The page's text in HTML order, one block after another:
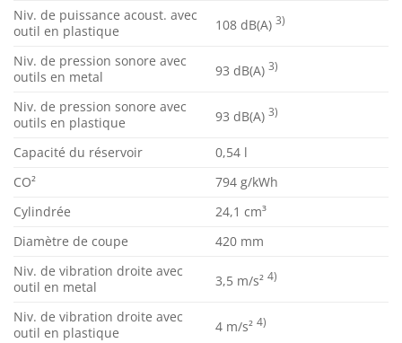
Niv. de puissance acoust. avec
outil en plastique
108 dB(A)3)
Niv. de pression sonore avec
outils en metal
93 dB(A)3)
Niv. de pression sonore avec
outils en plastique
93 dB(A)3)
Capacité du réservoir
0,54 l
CO² ­
794 g/kWh
Cylindrée
24,1 cm³
Diamètre de coupe
420 mm
Niv. de vibration droite avec
outil en metal
3,5 m/s²4)
Niv. de vibration droite avec
outil en plastique
4 m/s²4)